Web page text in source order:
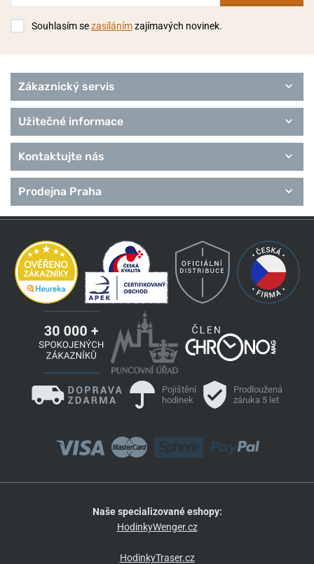
Souhlasím sezasílánímzajímavých novinek.
Zákaznický servis
Užitečné informace
Kontaktujte nás
Prodejna Praha
Pojištění
hodinek
Prodloužená
záruka 5 let
Naše specializované eshopy:
HodinkyWenger.cz
HodinkyTraser.cz